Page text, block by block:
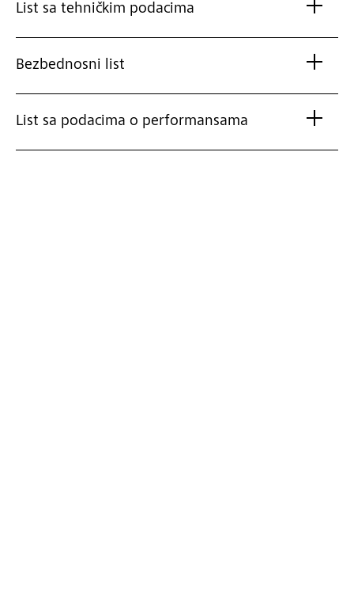
List sa tehničkim podacima
Bezbednosni list
List sa podacima o performansama